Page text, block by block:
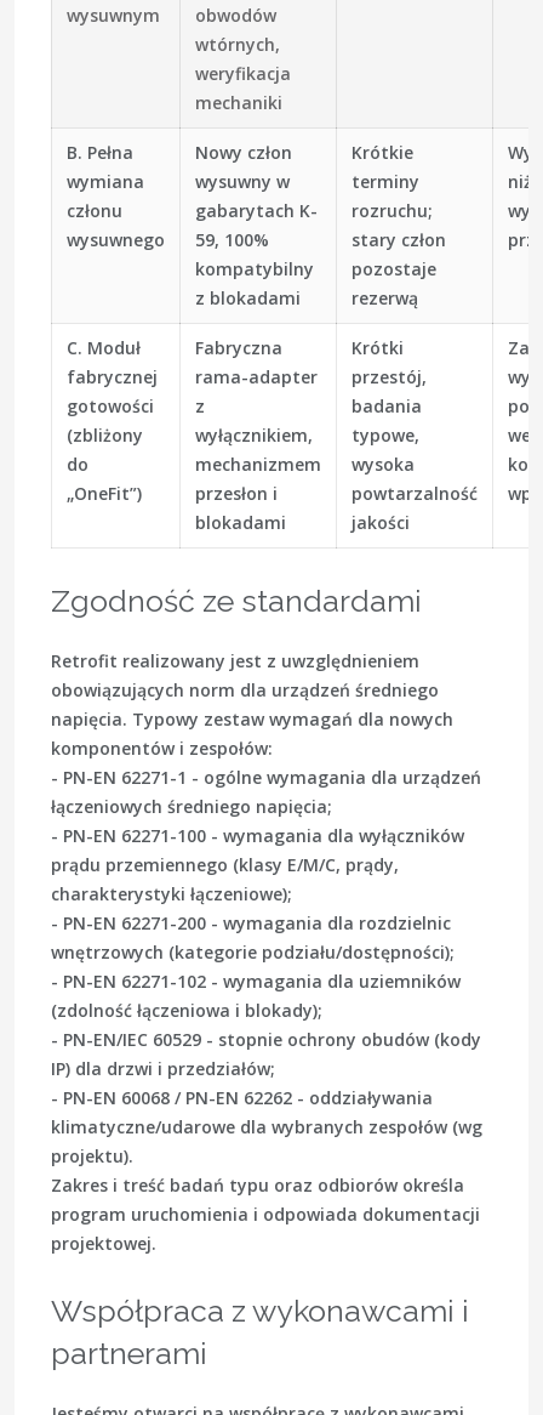
wysuwnym
obwodów
wtórnych,
weryfikacja
mechaniki
B. Pełna
wymiana
członu
wysuwnego
Nowy człon
wysuwny w
gabarytach K-
59, 100%
kompatybilny
z blokadami
Krótkie
terminy
rozruchu;
stary człon
pozostaje
rezerwą
C. Moduł
fabrycznej
gotowości
(zbliżony
do
„OneFit”)
Fabryczna
rama-adapter
z
wyłącznikiem,
mechanizmem
przesłon i
blokadami
Krótki
przestój,
badania
typowe,
wysoka
powtarzalność
jakości
Zgodność ze standardami
Retrofit realizowany jest z uwzględnieniem
obowiązujących norm dla urządzeń średniego
napięcia. Typowy zestaw wymagań dla nowych
komponentów i zespołów:
- PN-EN 62271-1 - ogólne wymagania dla urządzeń
łączeniowych średniego napięcia;
- PN-EN 62271-100 - wymagania dla wyłączników
prądu przemiennego (klasy E/M/C, prądy,
charakterystyki łączeniowe);
- PN-EN 62271-200 - wymagania dla rozdzielnic
wnętrzowych (kategorie podziału/dostępności);
- PN-EN 62271-102 - wymagania dla uziemników
(zdolność łączeniowa i blokady);
- PN-EN/IEC 60529 - stopnie ochrony obudów (kody
IP) dla drzwi i przedziałów;
- PN-EN 60068 / PN-EN 62262 - oddziaływania
klimatyczne/udarowe dla wybranych zespołów (wg
projektu).
Zakres i treść badań typu oraz odbiorów określa
program uruchomienia i odpowiada dokumentacji
projektowej.
Współpraca z wykonawcami i
partnerami